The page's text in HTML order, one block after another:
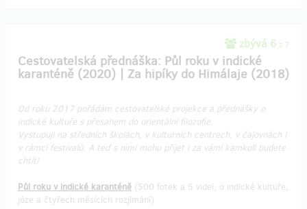
zbývá 6 z 7
Cestovatelská přednáška: Půl roku v indické
karanténě (2020) | Za hipíky do Himálaje (2018)
Od roku 2017 pořádám cestovatelské projekce a přednášky o
indické kultuře s přesahem do orientální filozofie.
Vystupuji na středních školách, v kulturních centrech, v čajovnách i
v rámci festivalů. A teď s nimi mohu přijet i za vámi kamkoli budete
chtít!
Půl roku v indické karanténě (500 fotek a 5 videí, o indické kultuře,
józe a čtyřech měsících rozjímání)